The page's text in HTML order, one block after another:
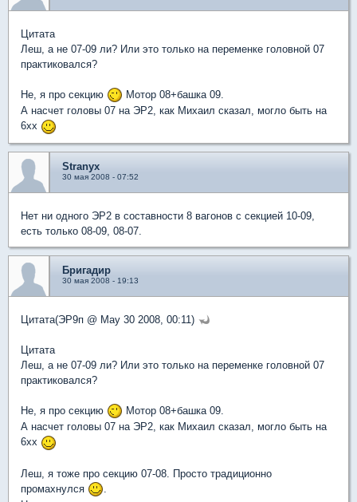
Цитата
Леш, а не 07-09 ли? Или это только на переменке головной 07
практиковался?
Не, я про секцию
Мотор 08+башка 09.
А насчет головы 07 на ЭР2, как Михаил сказал, могло быть на
6хх
Stranyx
30 мая 2008 - 07:52
Нет ни одного ЭР2 в составности 8 вагонов с секцией 10-09,
есть только 08-09, 08-07.
Бригадир
30 мая 2008 - 19:13
Цитата(ЭР9п @ May 30 2008, 00:11)
Цитата
Леш, а не 07-09 ли? Или это только на переменке головной 07
практиковался?
Не, я про секцию
Мотор 08+башка 09.
А насчет головы 07 на ЭР2, как Михаил сказал, могло быть на
6хх
Леш, я тоже про секцию 07-08. Просто традиционно
промахнулся